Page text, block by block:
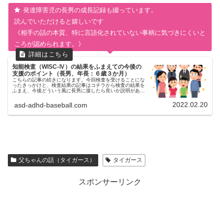
発達障害児の長男の成長記録も綴っています。
読んでいただけると嬉しいです
《相手の話の本質、特に言語化されていない事柄に気づきにくいと
ころが認められます。》
知能検査（WISC-Ⅳ）の結果をふまえての今後の
支援のポイント（長男、年長：６歳３か月）
こちらの記事の続きになります。今回検査を受けることにな
ったきっかけと、検査結果の記事はコチラから検査の結果を
ふまえ、今後どういう風に長男に接したら良いか説明があり
asd-adhd-baseball.com 2022.02.20
父ちゃんの話（タイガース） タイガース
スポンサーリンク